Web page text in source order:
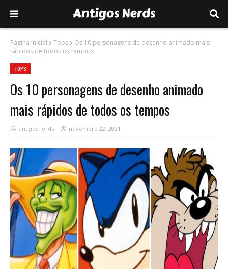
Página inicial Tops
Os 10 personagens de desenho animado mais
rápidos de todos os tempos
TOPS
Os 10 personagens de desenho animado
mais rápidos de todos os tempos
antigosnerds novembro 22, 2021